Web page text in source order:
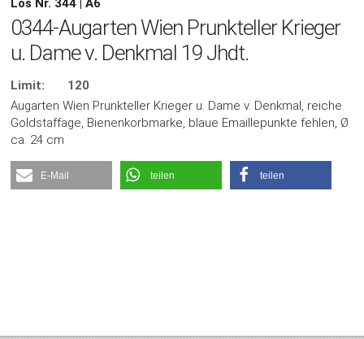
Los Nr. 344 | A6
0344-Augarten Wien Prunkteller Krieger
u. Dame v. Denkmal 19 Jhdt.
Limit:
120
Augarten Wien Prunkteller Krieger u. Dame v. Denkmal, reiche
Goldstaffage, Bienenkorbmarke, blaue Emaillepunkte fehlen, Ø
ca. 24 cm
E-Mail teilen teilen